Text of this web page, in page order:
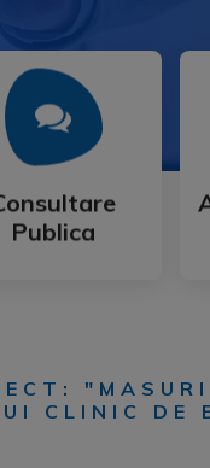
Publica
Publica
Mai Mult
CLINIC DE